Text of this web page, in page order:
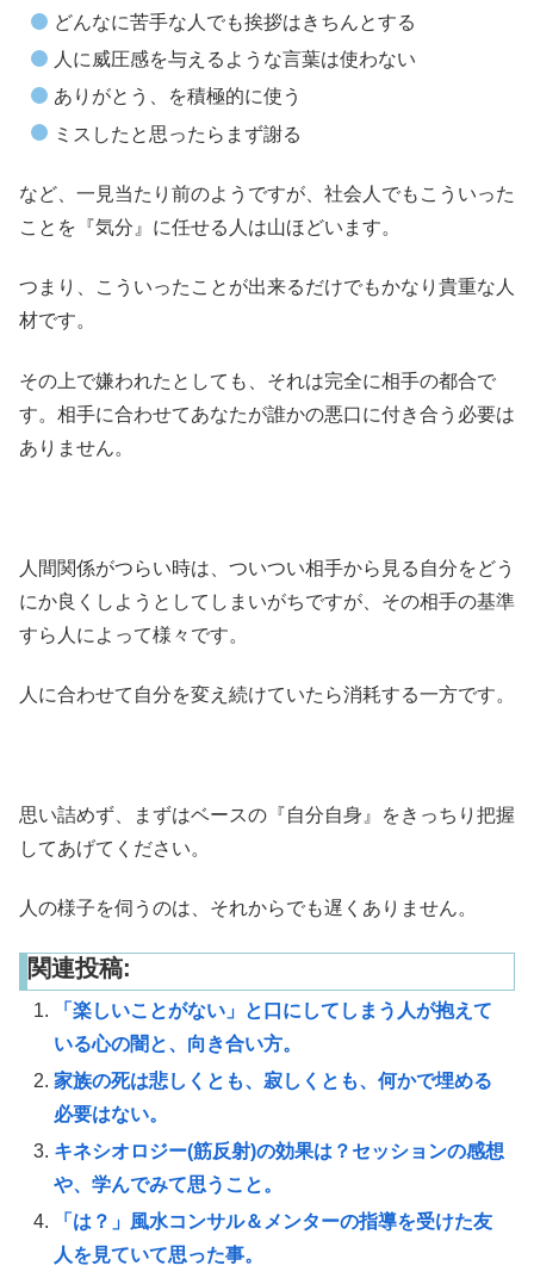
どんなに苦手な人でも挨拶はきちんとする
人に威圧感を与えるような言葉は使わない
ありがとう、を積極的に使う
ミスしたと思ったらまず謝る
など、一見当たり前のようですが、社会人でもこういった
ことを『気分』に任せる人は山ほどいます。
つまり、こういったことが出来るだけでもかなり貴重な人
材です。
その上で嫌われたとしても、それは完全に相手の都合で
す。相手に合わせてあなたが誰かの悪口に付き合う必要は
ありません。
人間関係がつらい時は、ついつい相手から見る自分をどう
にか良くしようとしてしまいがちですが、その相手の基準
すら人によって様々です。
人に合わせて自分を変え続けていたら消耗する一方です。
思い詰めず、まずはベースの『自分自身』をきっちり把握
してあげてください。
人の様子を伺うのは、それからでも遅くありません。
関連投稿:
「楽しいことがない」と口にしてしまう人が抱えて
いる心の闇と、向き合い方。
家族の死は悲しくとも、寂しくとも、何かで埋める
必要はない。
キネシオロジー(筋反射)の効果は？セッションの感想
や、学んでみて思うこと。
「は？」風水コンサル＆メンターの指導を受けた友
人を見ていて思った事。